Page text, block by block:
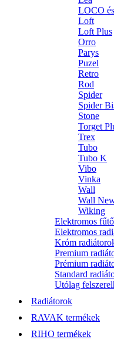
LOCO
Loft
Loft Plus
Orro
Parys
Puzel
Retro
Rod
Spider
Spider
Stone
Torget
Trex
Tubo
Tubo K
Vibo
Vinka
Wall
Wall
Wiking
Elektromos
Elektromos
Króm
Premium
Prémium
Standard
Utólag
Radiátorok
RAVAK termékek
RIHO termékek